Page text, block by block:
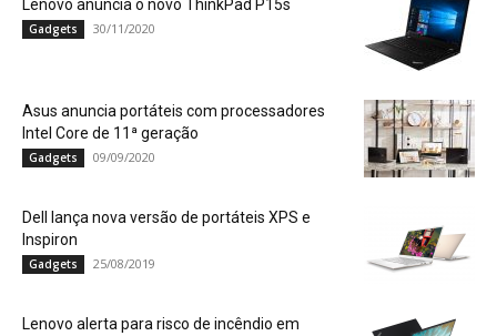
Lenovo anuncia o novo ThinkPad P15s
Gadgets 30/11/2020
Asus anuncia portáteis com processadores
Intel Core de 11ª geração
Gadgets 09/09/2020
Dell lança nova versão de portáteis XPS e
Inspiron
Gadgets 25/08/2019
Lenovo alerta para risco de incêndio em